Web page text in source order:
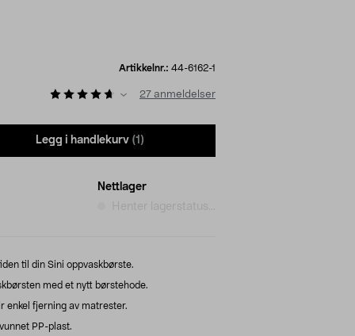
Artikkelnr.: 44-6162-1
27 anmeldelser
Legg i handlekurv (1)
Nettlager
Henter lagerstatus...
til din Sini oppvaskbørste.
med et nytt børstehode.
enkel fjerning av matrester.
PP-plast.